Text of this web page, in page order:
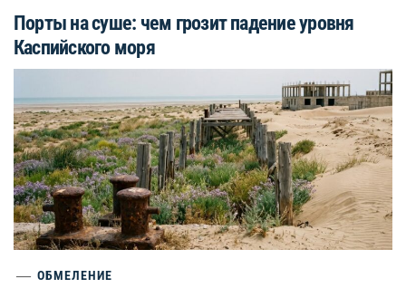
Порты на суше: чем грозит падение уровня
Каспийского моря
ОБМЕЛЕНИЕ